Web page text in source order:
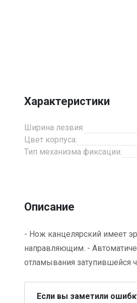
1
Характеристики
Ширина лезвия:
Цвет корпуса:
Тип механизма фиксации:
Описание
- Нож канцелярский имеет
направляющим. -
отламывания затупившейся
Если вы заметили